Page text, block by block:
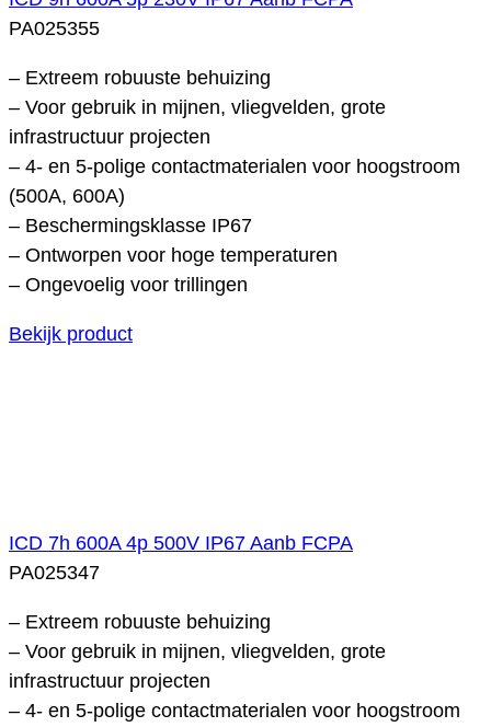
PA025355
– Extreem robuuste behuizing
– Voor gebruik in mijnen, vliegvelden, grote
infrastructuur projecten
– 4- en 5-polige contactmaterialen voor hoogstroom
(500A, 600A)
– Beschermingsklasse IP67
– Ontworpen voor hoge temperaturen
– Ongevoelig voor trillingen
Bekijk product
ICD 7h 600A 4p 500V IP67 Aanb FCPA
PA025347
– Extreem robuuste behuizing
– Voor gebruik in mijnen, vliegvelden, grote
infrastructuur projecten
– 4- en 5-polige contactmaterialen voor hoogstroom